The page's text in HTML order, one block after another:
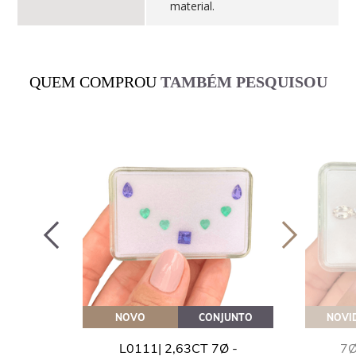
material.
QUEM COMPROU TAMBÉM PESQUISOU
NOVO CONJUNTO
L0111| 2,63CT 7Ø -